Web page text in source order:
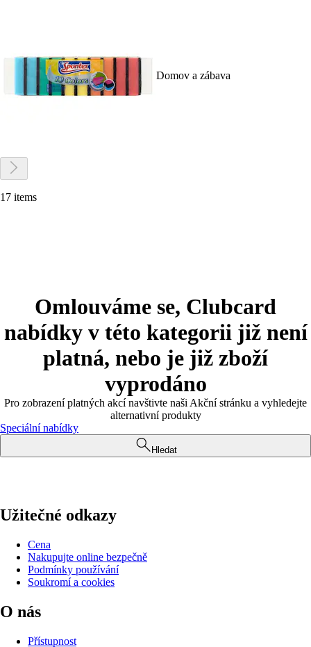
Domov a zábava
17 items
Omlouváme se, Clubcard
nabídky v této kategorii již není
platná, nebo je již zboží
vyprodáno
Pro zobrazení platných akcí navštivte naši Akční stránku a vyhledejte
alternativní produkty
Speciální nabídky
Hledat
Užitečné odkazy
Cena
Nakupujte online bezpečně
Podmínky používání
Soukromí a cookies
O nás
Přístupnost